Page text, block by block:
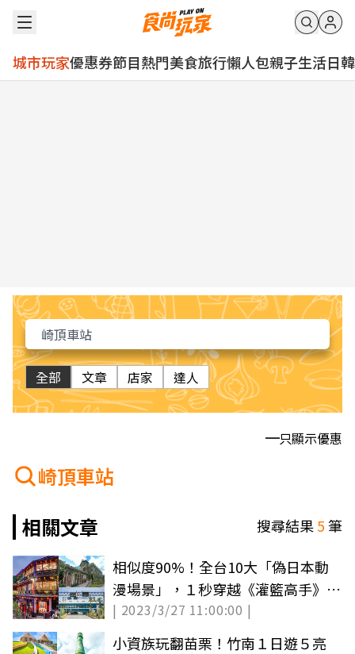
城市玩家優惠券節目熱門美食旅行懶人包親子生活日韓
全部 文章 店家 達人
只顯示優惠
崎頂車站
相關文章
搜尋結果5筆
相似度90%！全台10大「偽日本動
漫場景」，１秒穿越《灌籃高手》
《天空之城》
| 2023/3/27 11:00:00 |
小資族玩翻苗栗！竹南１日遊５亮